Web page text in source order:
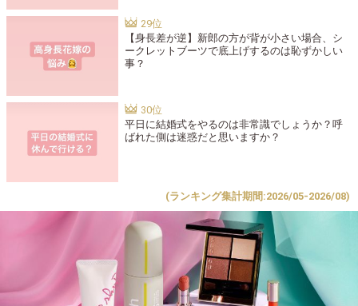
【身長差が逆】新郎の方が背が小さい場合、シ
ークレットブーツで底上げするのは恥ずかしい
事？
平日に結婚式をやるのは非常識でしょうか？呼
ばれた側は迷惑だと思いますか？
(ランキング集計期間:2026/05-2026/08)